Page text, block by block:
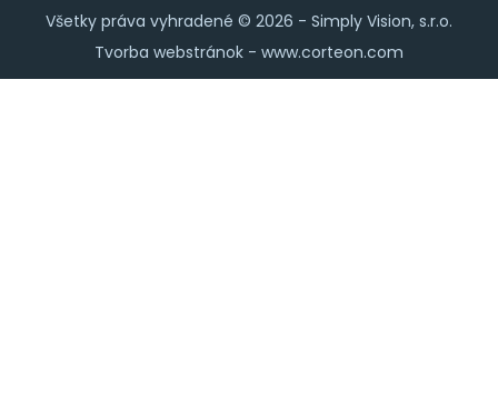
Všetky práva vyhradené © 2026 - Simply Vision, s.r.o.
Tvorba webstránok - www.corteon.com